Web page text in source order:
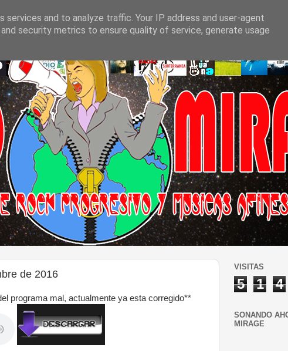
de 2016
programa mal, actualmente ya esta corregido**
VISITAS
5 1 4
SONANDO
MIRAGE
and to analyze traffic. Your IP address and user-agent
security metrics to ensure quality of service, generate usage